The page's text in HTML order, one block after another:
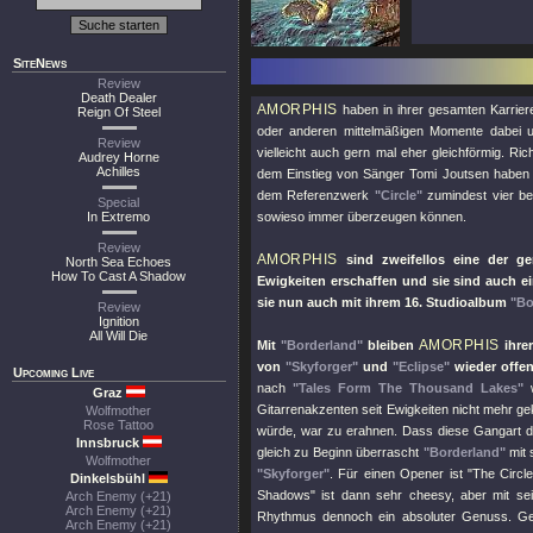
SiteNews
Review
Death Dealer
Reign Of Steel
Review
Audrey Horne
Achilles
Special
In Extremo
Review
North Sea Echoes
How To Cast A Shadow
Review
Ignition
All Will Die
Upcoming Live
Graz
Wolfmother
Rose Tattoo
Innsbruck
Wolfmother
Dinkelsbühl
Arch Enemy (+21)
Arch Enemy (+21)
Arch Enemy (+21)
AMORPHIS haben in ihrer gesamten
oder anderen mittelmäßigen Momente
vielleicht auch gern mal eher gleichförmig.
dem Einstieg von Sänger Tomi Joutsen haben
dem Referenzwerk "Circle"zumindest vier
sowieso immer überzeugen können.
AMORPHIS sind zweifellos eine der
Ewigkeiten erschaffen und sie sind auch
sie nun auch mit ihrem 16. Studioalbum
Mit "Borderland" bleiben AMORPHIS
von "Skyforger"und "Eclipse"wieder
nach "Tales Form The Thousand Lakes"
Gitarrenakzenten seit Ewigkeiten nicht mehr
würde, war zu erahnen. Dass diese Gangart
gleich zu Beginn überrascht "Borderland"mit
"Skyforger" . Für einen Opener ist "The
Shadows" ist dann sehr cheesy, aber mit
Rhythmus dennoch ein absoluter Genuss.